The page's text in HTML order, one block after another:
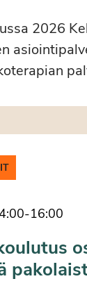
2026
-16:00